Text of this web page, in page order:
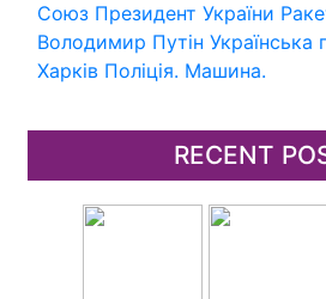
Союз Президент України
Володимир Путін Українська
Харків Поліція. Машина.
RECENT